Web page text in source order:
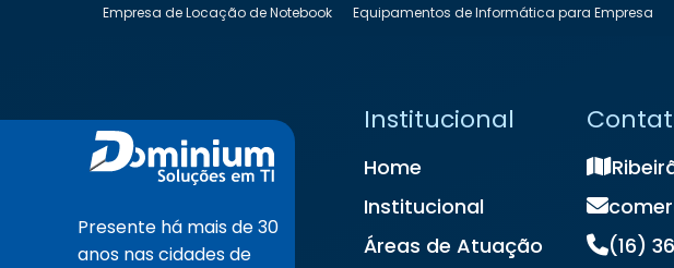
Empresa de Locação de Notebook
Equipamentos de Informática para Empresa
Locação de TV para Eventos
Preço Aluguel de Notebook Preço de Locação de
Presente há mais de 30
anos nas cidades de
Institucional
Home
Institucional
Áreas de Atuação
(16)